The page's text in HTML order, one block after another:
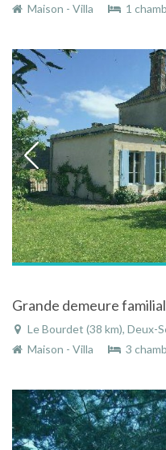
Maison - Villa
1
Le Bourdet (38 km), Deux-Sèvres,
Maison - Villa
3